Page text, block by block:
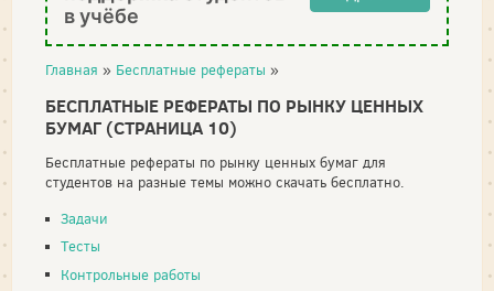
в учёбе
Главная » Бесплатные рефераты »
БЕСПЛАТНЫЕ РЕФЕРАТЫ ПО РЫНКУ ЦЕННЫХ
БУМАГ (СТРАНИЦА 10)
Бесплатные рефераты по рынку ценных бумаг для
студентов на разные темы можно скачать бесплатно.
Задачи
Тесты
Контрольные работы